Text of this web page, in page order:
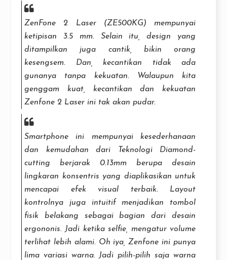
ZenFone 2 Laser (ZE500KG) mempunyai
ketipisan 3.5 mm. Selain itu, design yang
ditampilkan juga cantik, bikin orang
kesengsem. Dan, kecantikan tidak ada
gunanya tanpa kekuatan. Walaupun kita
genggam kuat, kecantikan dan kekuatan
Zenfone 2 Laser ini tak akan pudar.
Smartphone ini mempunyai kesederhanaan
dan kemudahan dari Teknologi Diamond-
cutting berjarak 0.13mm berupa desain
lingkaran konsentris yang diaplikasikan untuk
mencapai efek visual terbaik. Layout
kontrolnya juga intuitif menjadikan tombol
fisik belakang sebagai bagian dari desain
ergononis. Jadi ketika selfie, mengatur volume
terlihat lebih alami. Oh iya, Zenfone ini punya
lima variasi warna. Jadi pilih-pilih saja warna